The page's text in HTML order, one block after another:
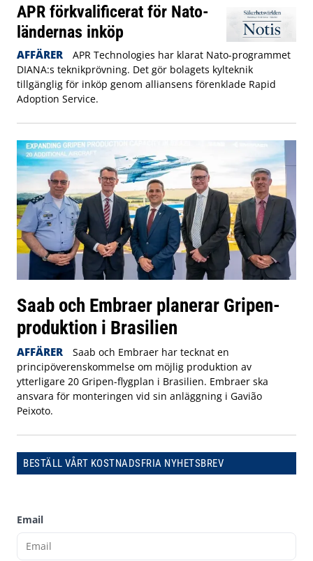
APR förkvalificerat för Nato-
ländernas inköp
AFFÄRER
APR Technologies har klarat Nato-programmet
DIANA:s teknikprövning. Det gör bolagets kylteknik
tillgänglig för inköp genom alliansens förenklade Rapid
Adoption Service.
Saab och Embraer planerar Gripen-
produktion i Brasilien
AFFÄRER
Saab och Embraer har tecknat en
principöverenskommelse om möjlig produktion av
ytterligare 20 Gripen-flygplan i Brasilien. Embraer ska
ansvara för monteringen vid sin anläggning i Gavião
Peixoto.
BESTÄLL VÅRT KOSTNADSFRIA NYHETSBREV
Email